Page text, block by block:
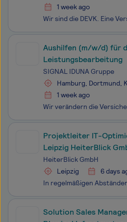
1 week ago
Aushilfen (m/w/d) für
Leistungsbearbeitung
SIGNAL IDUNA Gruppe
Hamburg, Dortmund,
1 week ago
Projektleiter IT-
Leipzig HeiterBlick
HeiterBlick GmbH
Leipzig
6 days
Solution Sales